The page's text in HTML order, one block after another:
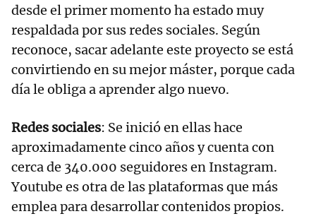
desde el primer momento ha estado muy
respaldada por sus redes sociales. Según
reconoce, sacar adelante este proyecto se está
convirtiendo en su mejor máster, porque cada
día le obliga a aprender algo nuevo.
Redes sociales: Se inició en ellas hace
aproximadamente cinco años y cuenta con
cerca de 340.000 seguidores en Instagram.
Youtube es otra de las plataformas que más
emplea para desarrollar contenidos propios.